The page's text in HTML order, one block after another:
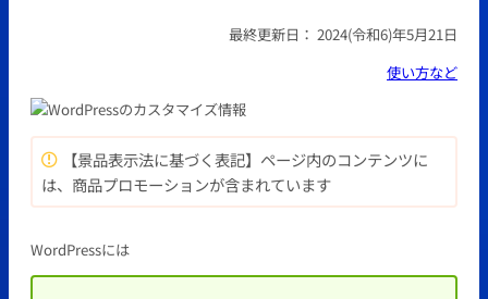
最終更新日： 2024(令和6)年5月21日
使い方など
【景品表示法に基づく表記】ページ内のコンテンツに
は、商品プロモーションが含まれています
WordPressには